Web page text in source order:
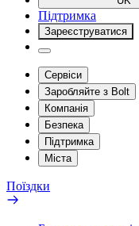
Підтримка
Зареєструватися
Сервіси
Заробляйте з Bolt
Компанія
Безпека
Підтримка
Міста
Поїздки